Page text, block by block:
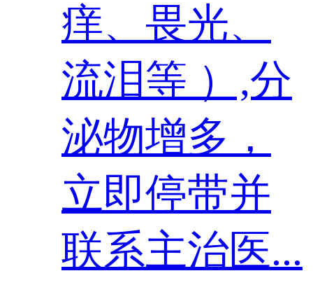
痒、畏光、
流泪等 ）,分
泌物增多，
立即停带并
联系主治医...